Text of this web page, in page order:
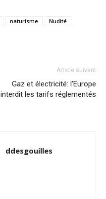
naturisme
Nudité
Article suivant
Gaz et électricité: l’Europe
interdit les tarifs réglementés
ddesgouilles